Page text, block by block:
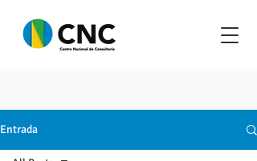
Entrada